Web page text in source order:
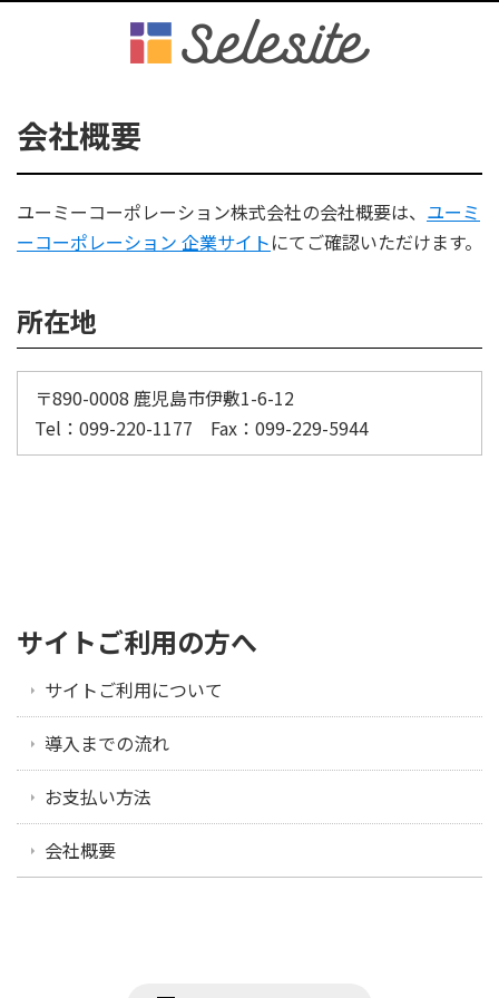
会社概要
ユーミーコーポレーション株式会社の会社概要は、 ユーミ
ーコーポレーション 企業サイトにてご確認いただけます。
所在地
〒890-0008 鹿児島市伊敷1-6-12
Tel：099-220-1177 Fax：099-229-5944
サイトご利用の方へ
サイトご利用について
導入までの流れ
お支払い方法
会社概要